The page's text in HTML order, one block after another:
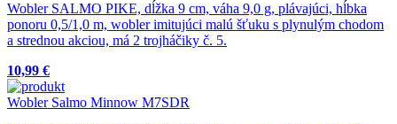
Wobler SALMO PIKE, dĺžka 9 cm, váha 9,0 g, plávajúci, hĺbka
ponoru 0,5/1,0 m, wobler imitujúci malú šťuku s plynulým chodom
a strednou akciou, má 2 trojháčiky č. 5.
10,99 €
Wobler Salmo Minnow M7SDR